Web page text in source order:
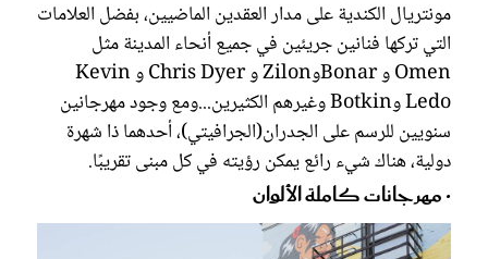
مونتريال الكندية على مدار العقدين الماضيين، بفضل العلامات
التي تركها فنانين جريئين في جميع أنحاء المدينة مثل
Omen و BonarوZilon و Chris Dyer و Kevin
Ledo وBotkin وغيرهم الكثيرين...ومع وجود مهرجانين
سنويين للرسم على الجدران(الجرافيتي)، أحدهما ذا شهرة
دولية، هناك شيء رائع يمكن رؤيته في كل مبنى تقريبًا.
• مهرجانات كاملة الألوان